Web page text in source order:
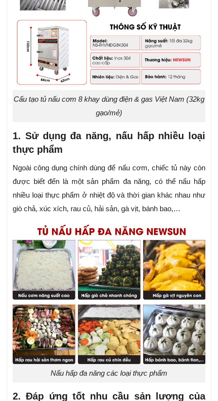
Cấu tạo tủ nấu cơm 8 khay dùng điện & gas Việt Nam (32kg
gạo/mẻ)
1. Sử dụng đa năng, nấu hấp nhiều loại
thực phẩm
Ngoài công dụng chính dùng để nấu cơm, chiếc tủ này còn
được biết đến là một sản phẩm đa năng, có thể nấu hấp
nhiều loại thực phẩm ở nhiệt độ và thời gian khác nhau như
giò chả, xúc xích, rau củ, hải sản, gà vịt, bánh bao,…
Nấu hấp đa năng các loại thực phẩm
2. Đáp ứng tốt nhu cầu sản lượng của